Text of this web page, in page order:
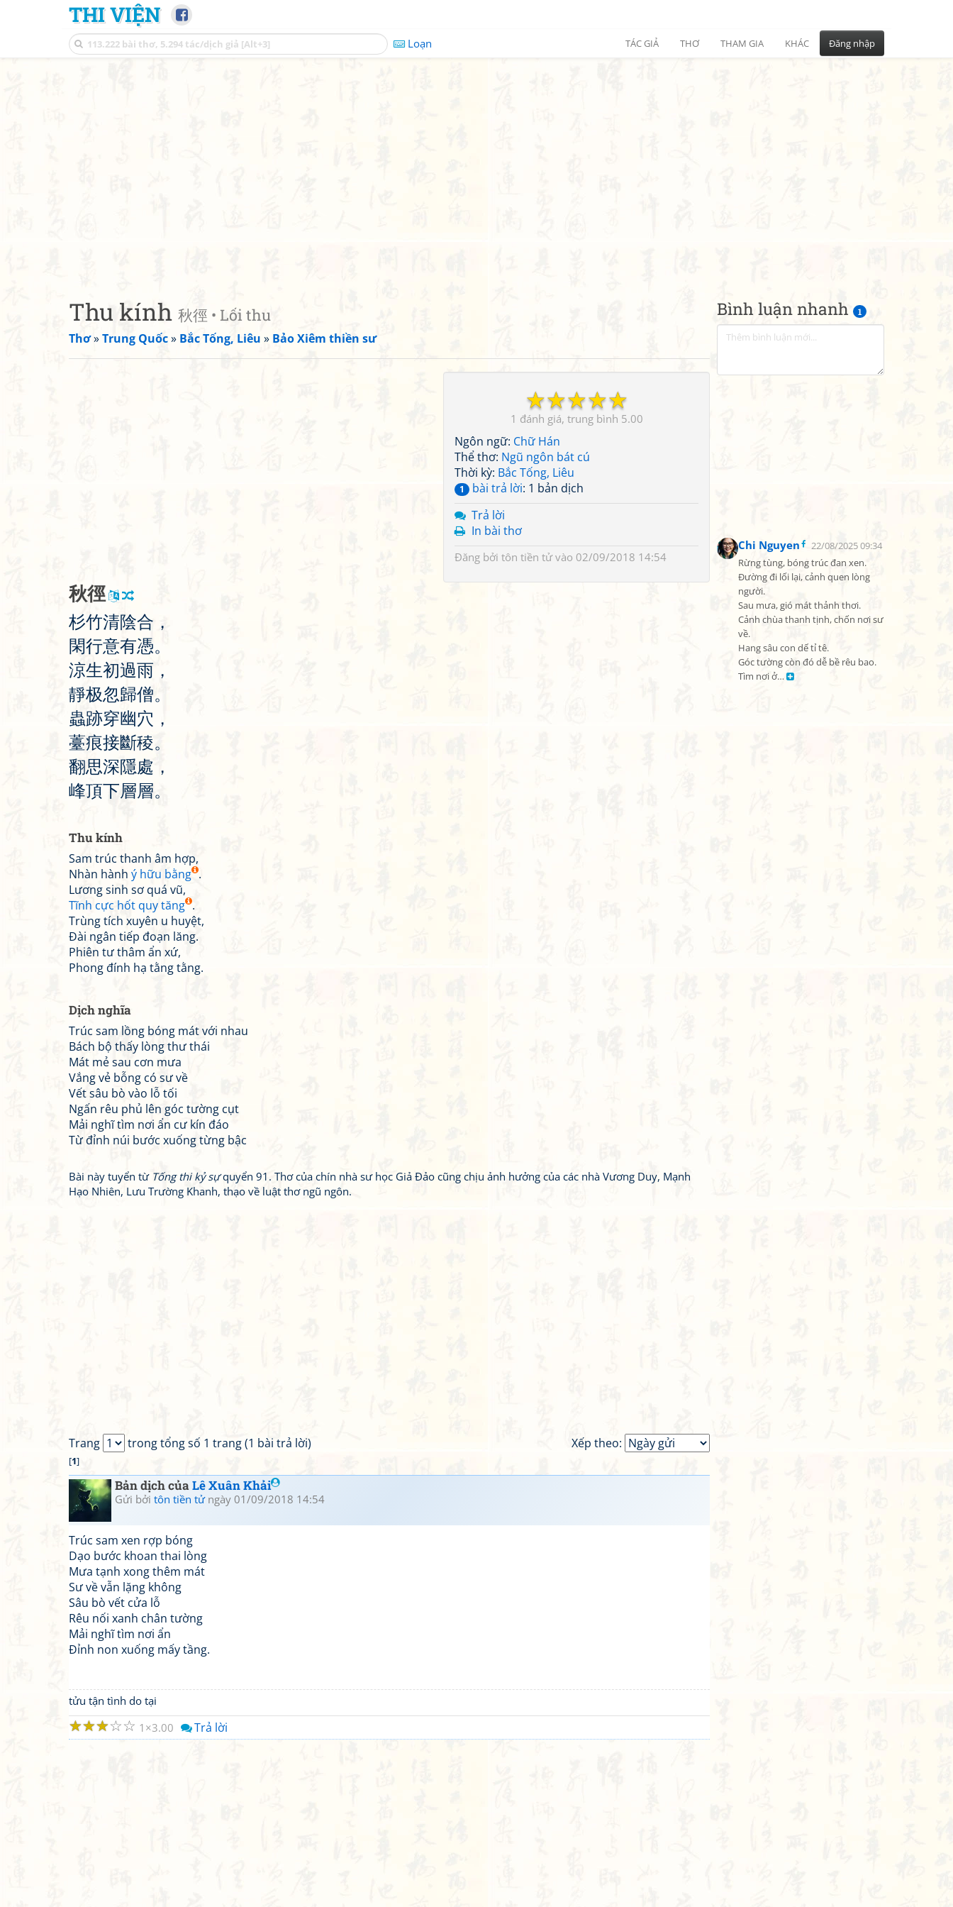
THI VIỆN
Loạn TÁC GIẢ THƠ THAM GIA KHÁC Đăng nhập
Bình luận nhanh 1
Chi Nguyen
22/08/2025 09:34
Rừng tùng, bóng trúc đan xen.
Đường đi lối lại, cảnh quen lòng
người.
Sau mưa, gió mát thảnh thơi.
Cảnh chùa thanh tịnh, chốn nơi sư
về.
Hang sâu con dế tỉ tê.
Góc tường còn đó dễ bề rêu bao.
Tìm nơi ở…
Thu kính 秋徑 • Lối thu
Thơ»Trung Quốc» Bắc Tống, Liêu » Bảo Xiêm thiền sư
☆
☆
☆
☆
☆
1 5.00
Ngôn ngữ: Chữ Hán
Thể thơ: Ngũ ngôn bát cú
Thời kỳ: Bắc Tống, Liêu
1 bài trả lời: 1 bản dịch
Trả lời
In bài thơ
Đăng bởi tôn tiền tửvào 02/09/2018 14:54
秋徑
杉竹清陰合 ，
閑行意有憑。
涼生初過雨 ，
靜极忽歸僧。
蟲跡穿幽穴 ，
薹痕接斷稜。
翻思深隱處 ，
峰頂下層層。
Thu kính
Sam trúc thanh âm hợp,
Nhàn hành ý hữu bằng .
Lương sinh sơ quá vũ,
Tĩnh cực hốt quy tăng .
Trùng tích xuyên u huyệt,
Đài ngân tiếp đoạn lăng.
Phiên tư thâm ẩn xứ,
Phong đính hạ tằng tằng.
Dịch nghĩa
Trúc sam lồng bóng mát với nhau
Bách bộ thấy lòng thư thái
Mát mẻ sau cơn mưa
Vắng vẻ bỗng có sư về
Vết sâu bò vào lỗ tối
Ngấn rêu phủ lên góc tường cụt
Mải nghĩ tìm nơi ẩn cư kín đáo
Từ đỉnh núi bước xuống từng bậc
Bài này tuyển từ Tống thi kỷ sựquyển 91. Thơ của chín nhà sư học Giả Đảo cũng chịu ảnh hưởng của các nhà Vương Duy, Mạnh
Hạo Nhiên, Lưu Trường Khanh, thạo về luật thơ ngũ ngôn.
Xếp theo:
Trang trong tổng số 1 trang (1 bài trả lời)
[1]
Bản dịch củaLê Xuân Khải
Gửi bởi tôn tiền tửngày 01/09/2018 14:54
Trúc sam xen rợp bóng
Dạo bước khoan thai lòng
Mưa tạnh xong thêm mát
Sư về vẫn lặng không
Sâu bò vết cửa lỗ
Rêu nối xanh chân tường
Mải nghĩ tìm nơi ẩn
Đỉnh non xuống mấy tầng.
tửu tận tình do tại
☆
☆
☆
☆
☆ 1 3.00 Trả lời